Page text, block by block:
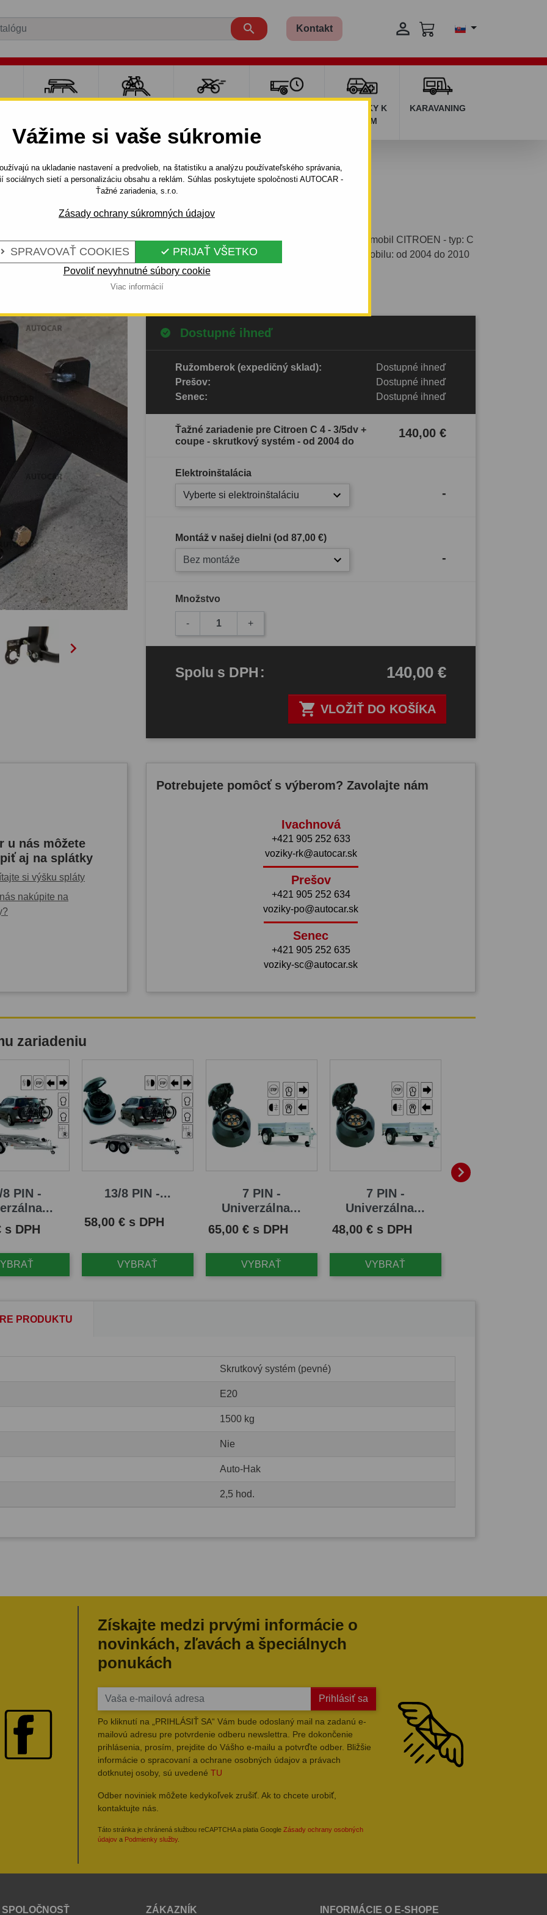
Vážime si vaše súkromie
na ukladanie nastavení a predvolieb, na štatistiku a analýzu používateľského správania,
sociálnych sietí a personalizáciu obsahu a reklám. Súhlas poskytujete spoločnosti AUTOCAR -
Ťažné zariadenia, s.r.o.
Zásady ochrany súkromných údajov
SPRAVOVAŤ COOKIES  PRIJAŤ VŠETKO
Povoliť nevyhnutné súbory cookie
Viac informácií
 Kontakt 
DOPLNKY K
AUTÁM
KARAVANING
- skrutkový systém - od 2004 do
CITROEN C

Kód: P 26 S
Ťažné zariadenie so skrutkovým systémom pre automobil CITROEN - typ: C
4, modelová rada: 3/5dv + coupe. Rok výroby automobilu: od 2004 do 2010
Celý popis produktu
Dostupné ihneď
Ružomberok (expedičný sklad):
Dostupné ihneď
Prešov:
Dostupné ihneď
Senec:
Dostupné ihneď
Ťažné zariadenie pre Citroen C 4 - 3/5dv +
coupe - skrutkový systém - od 2004 do
140,00 €
Elektroinštalácia
Vyberte si elektroinštaláciu -
Montáž v našej dielni (od 87,00 €)
Bez montáže -
Množstvo
- +
 VLOŽIŤ DO KOŠÍKA
Spolu s DPH: 140,00 €
u nás môžete
aj na splátky
si výšku spláty
nakúpite na
Potrebujete pomôcť s výberom? Zavolajte nám
Ivachnová
+421 905 252 633
voziky-rk@autocar.sk
Prešov
+421 905 252 634
voziky-po@autocar.sk
Senec
+421 905 252 635
voziky-sc@autocar.sk
zariadeniu
8 PIN -
s DPH
13/8 PIN -...
Cena
58,00 € s DPH
VYBRAŤ
7 PIN -
Univerzálna...
Cena
65,00 € s DPH
VYBRAŤ
7 PIN -
Univerzálna...
Cena
48,00 € s DPH
VYBRAŤ

PRODUKTU
Skrutkový systém (pevné)
E20
1500 kg
Nie
Auto-Hak
2,5 hod.
Získajte medzi prvými informácie o
novinkách, zľavách a špeciálnych
ponukách
Prihlásiť sa
Po kliknutí na „PRIHLÁSIŤ SA“ Vám bude odoslaný mail na zadanú e-
mailovú adresu pre potvrdenie odberu newslettra. Pre dokončenie
prihlásenia, prosím, prejdite do Vášho e-mailu a potvrďte odber. Bližšie
informácie o spracovaní a ochrane osobných údajov a právach
dotknutej osoby, sú uvedené TU
Odber noviniek môžete kedykoľvek zrušiť. Ak to chcete urobiť,
kontaktujte nás.
Táto stránka je chránená službou reCAPTCHA a platia Google Zásady ochrany osobných
údajov a Podmienky služby.
ZÁKAZNÍK INFORMÁCIE O E-SHOPE